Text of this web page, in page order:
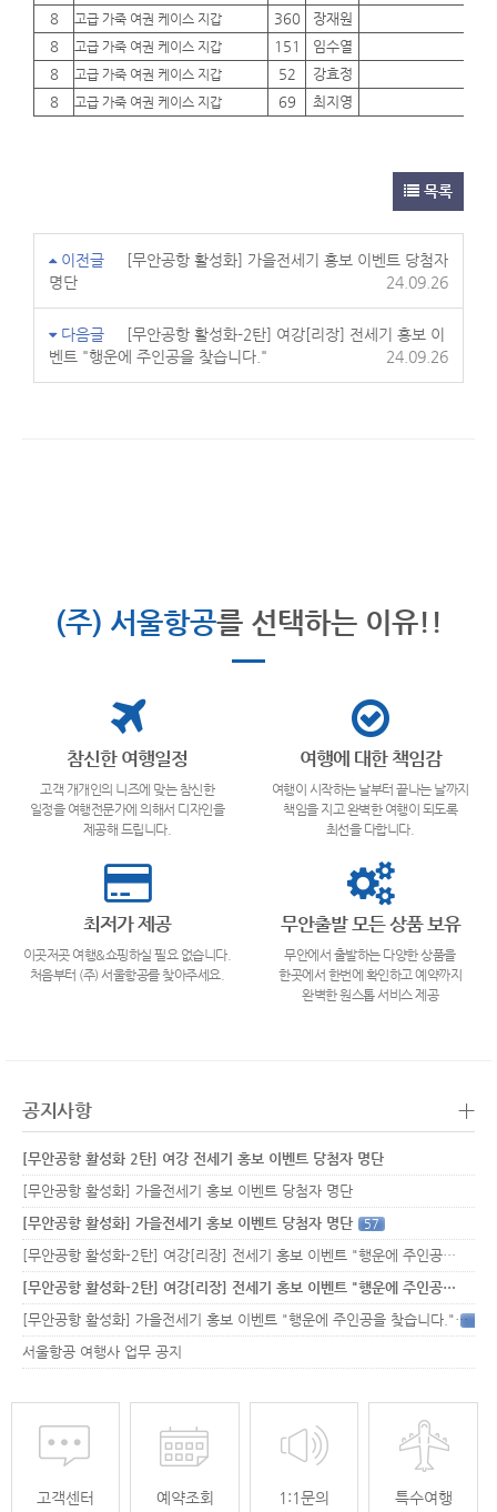
8
고급 가죽 여권 케이스 지갑 360 장재원
8
고급 가죽 여권 케이스 지갑 151 임수열
8
고급 가죽 여권 케이스 지갑 52 강효정
8
고급 가죽 여권 케이스 지갑 69 최지영
목록
이전글
[무안공항 활성화] 가을전세기 홍보 이벤트 당첨자
명단
24.09.26
다음글
[무안공항 활성화-2탄] 여강[리장] 전세기 홍보 이
벤트 "행운에 주인공을 찾습니다."
24.09.26
(주) 서울항공를 선택하는 이유!!
참신한 여행일정
고객 개개인의 니즈에 맞는 참신한
일정을 여행전문가에 의해서 디자인을
제공해 드립니다.
여행에 대한 책임감
여행이 시작하는 날부터 끝나는 날까지
책임을 지고 완벽한 여행이 되도록
최선을 다합니다.
최저가 제공
이곳저곳 여행&쇼핑하실 필요 없습니다.
처음부터 (주) 서울항공를 찾아주세요.
무안출발 모든 상품 보유
무안에서 출발하는 다양한 상품을
한곳에서 한번에 확인하고 예약까지
완벽한 원스톱 서비스 제공
공지사항 +
[무안공항 활성화 2탄] 여강 전세기 홍보 이벤트 당첨자 명단
[무안공항 활성화] 가을전세기 홍보 이벤트 당첨자 명단
[무안공항 활성화] 가을전세기 홍보 이벤트 당첨자 명단
57
[무안공항 활성화-2탄] 여강[리장] 전세기 홍보 이벤트 "행운에 주인공…
[무안공항 활성화-2탄] 여강[리장] 전세기 홍보 이벤트 "행운에 주인공…
[무안공항 활성화] 가을전세기 홍보 이벤트 "행운에 주인공을 찾습니다."33
서울항공 여행사 업무 공지
고객센터 예약조회 1:1문의 특수여행